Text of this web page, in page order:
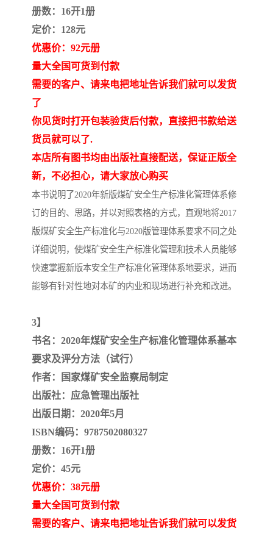
册数：16开1册
定价：128元
优惠价：92元册
量大全国可货到付款
需要的客户、请来电把地址告诉我们就可以发货
了
你见货时打开包装验货后付款，直接把书款给送
货员就可以了.
本店所有图书均由出版社直接配送，保证正版全
新，不必担心，请大家放心购买
本书说明了2020年新版煤矿安全生产标准化管理体系修
订的目的、思路，并以对照表格的方式，直观地将2017
版煤矿安全生产标准化与2020版管理体系要求不同之处
详细说明，使煤矿安全生产标准化管理和技术人员能够
快速掌握新版本安全生产标准化管理体系地要求，进而
能够有针对性地对本矿的内业和现场进行补充和改进。
3】
书名：2020年煤矿安全生产标准化管理体系基本
要求及评分方法（试行）
作者：国家煤矿安全监察局制定
出版社：应急管理出版社
出版日期：2020年5月
ISBN编码：9787502080327
册数：16开1册
定价：45元
优惠价：38元册
量大全国可货到付款
需要的客户、请来电把地址告诉我们就可以发货